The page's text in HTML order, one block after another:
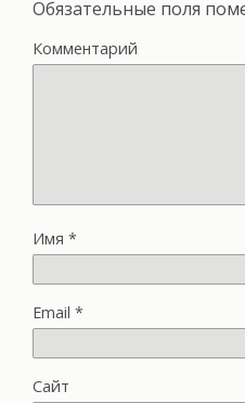
Обязательные поля
Комментарий
Имя *
Email *
Сайт